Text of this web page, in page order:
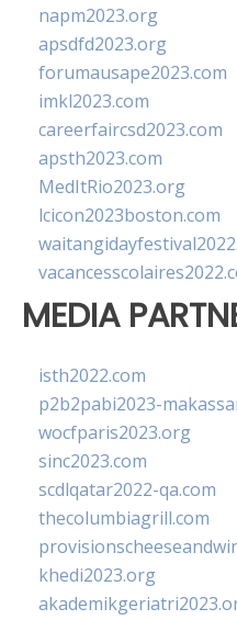
napm2023.org
apsdfd2023.org
forumausape2023.com
imkl2023.com
careerfaircsd2023.com
apsth2023.com
MedItRio2023.org
lcicon2023boston.com
MEDIA
isth2022.com
p2b2pabi2023-
wocfparis2023.org
sinc2023.com
scdlqatar2022-qa.com
thecolumbiagrill.com
khedi2023.org